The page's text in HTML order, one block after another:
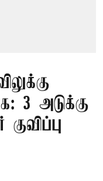
3 அடுக்கு